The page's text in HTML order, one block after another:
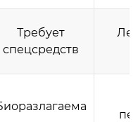
Требует
спецсредств